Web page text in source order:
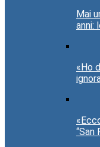
Mai
anni:
«Ho
“San